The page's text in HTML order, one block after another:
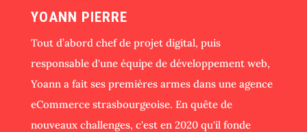
YOANN PIERRE
Tout d’abord chef de projet digital, puis
responsable d'une équipe de développement web,
Yoann a fait ses premières armes dans une agence
eCommerce strasbourgeoise. En quête de
nouveaux challenges, c'est en 2020 qu'il fonde